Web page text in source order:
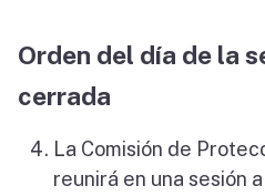
Orden del día de la
cerrada
La Comisión de
reunirá en una sesión